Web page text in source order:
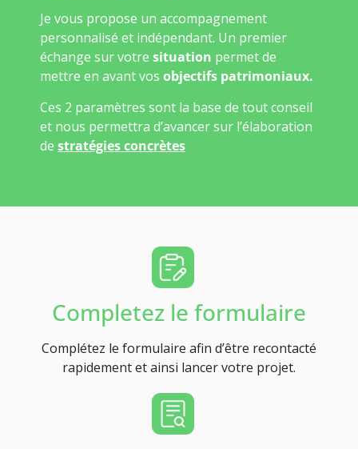
Je vous propose un accompagnement
personnalisé et indépendant. Un premier
échange sur votre situation permet de
mettre en avant vos objectifs patrimoniaux.
Ces 2 paramètres sont la base de tout conseil
et nous permettra d’avancer sur l’élaboration
de stratégies concrètes
Completez le formulaire
Complétez le formulaire afin d’être recontacté
rapidement et ainsi lancer votre projet.